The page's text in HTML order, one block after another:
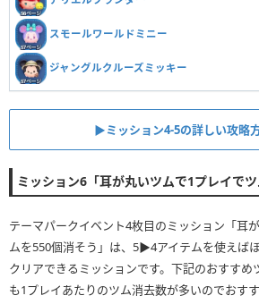
スモールワールドミニー
ジャングルクルーズミッキー
▶ミッション4-5の詳しい攻略
ミッション6「耳が丸いツムで1プレイで
テーマパークイベント4枚目のミッション「耳
ムを550個消そう」は、5▶︎4アイテムを使えば
クリアできるミッションです。下記のおすすめ
も1プレイあたりのツム消去数が多いのでおすす